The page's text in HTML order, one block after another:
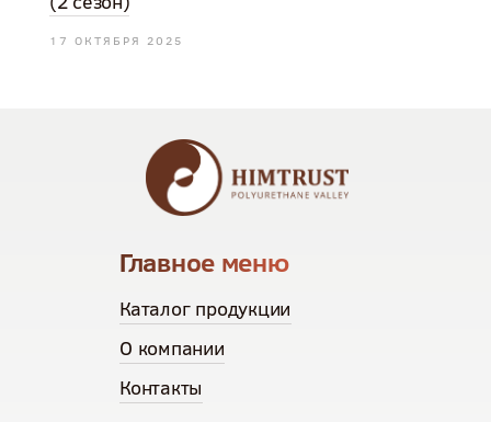
17 ОКТЯБРЯ 2025
Главное меню
Каталог продукции
О компании
Контакты